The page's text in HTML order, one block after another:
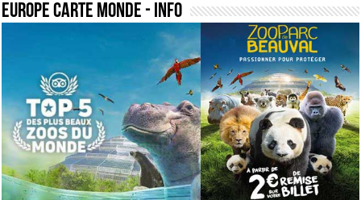
europe carte monde - Info